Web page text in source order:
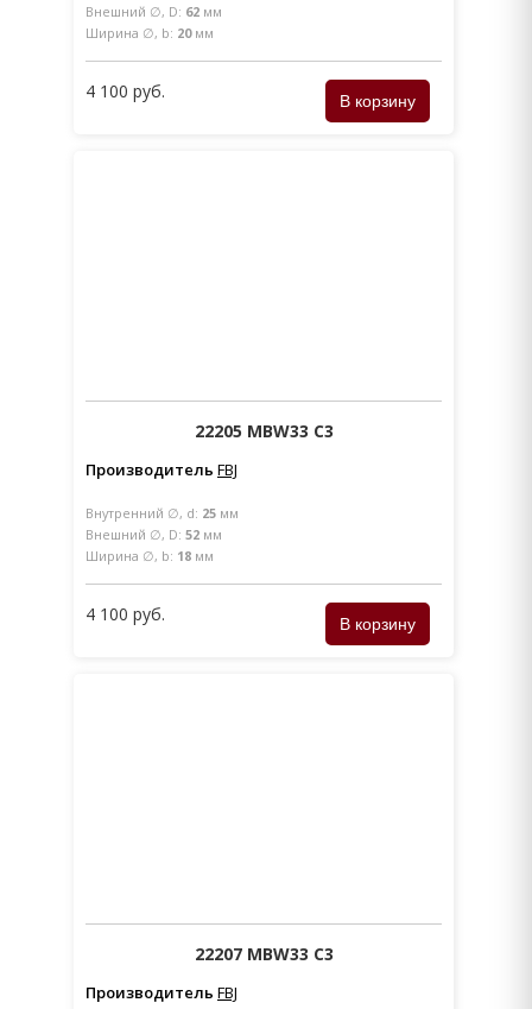
Внешний ∅, D: 62 мм
Ширина ∅, b: 20мм
4 100 руб.
22205 MBW33 C3
Производитель FBJ
Внутренний ∅, d: 25 мм
Внешний ∅, D: 52 мм
Ширина ∅, b: 18 мм
4 100 руб.
22207 MBW33 C3
Производитель FBJ